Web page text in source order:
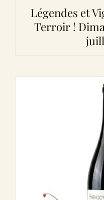
Légendes et
Terroir !